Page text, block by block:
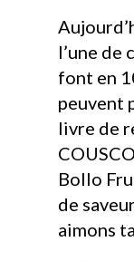
l’une de
font en
peuvent
livre de
Bollo
de
aimons